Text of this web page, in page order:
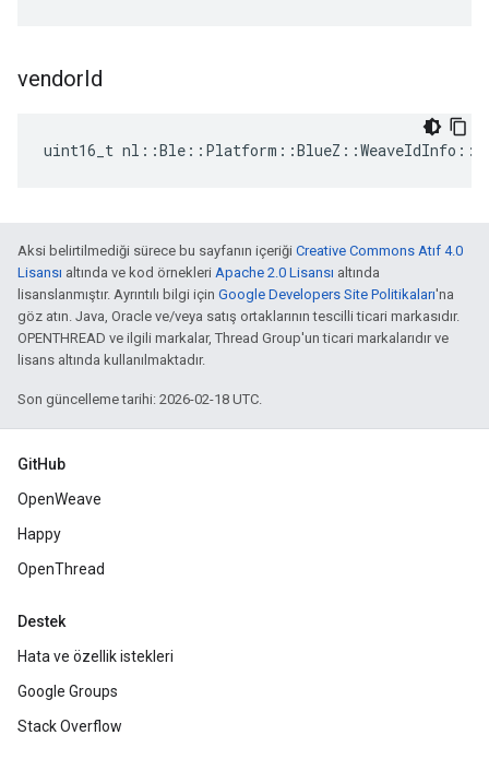
vendorId
uint16_t
Aksi belirtilmediği sürece bu sayfanın içeriği Creative Commons Atıf 4.0
Lisansı altında ve kod örnekleri Apache 2.0 Lisansı altında
lisanslanmıştır. Ayrıntılı bilgi için Google Developers Site Politikaları'na
göz atın. Java, Oracle ve/veya satış ortaklarının tescilli ticari markasıdır.
OPENTHREAD ve ilgili markalar, Thread Group'un ticari markalarıdır ve
lisans altında kullanılmaktadır.
Son güncelleme tarihi: 2026-02-18 UTC.
GitHub
OpenWeave
Happy
OpenThread
Destek
Hata ve özellik istekleri
Google Groups
Stack Overflow